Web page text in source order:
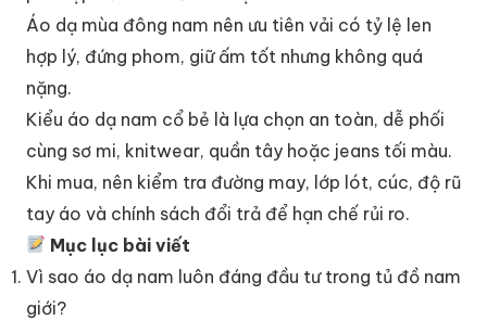
Áo dạ mùa đông nam nên ưu tiên vải có tỷ lệ len
hợp lý, đứng phom, giữ ấm tốt nhưng không quá
nặng.
Kiểu áo dạ nam cổ bẻ là lựa chọn an toàn, dễ phối
cùng sơ mi, knitwear, quần tây hoặc jeans tối màu.
Khi mua, nên kiểm tra đường may, lớp lót, cúc, độ rũ
tay áo và chính sách đổi trả để hạn chế rủi ro.
Mục lục bài viết
Vì sao áo dạ nam luôn đáng đầu tư trong tủ đồ nam
giới?